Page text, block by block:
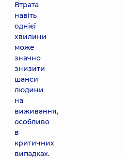
Втрата
навіть
однієї
хвилини
може
значно
знизити
шанси
людини
на
виживання,
особливо
в
критичних
випадках.